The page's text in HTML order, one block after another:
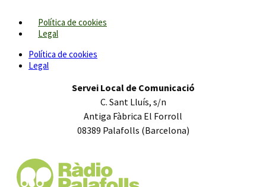
Política de cookies
Legal
Política de cookies
Legal
Servei Local de Comunicació
C. Sant Lluís, s/n
Antiga Fàbrica El Forroll
08389 Palafolls (Barcelona)